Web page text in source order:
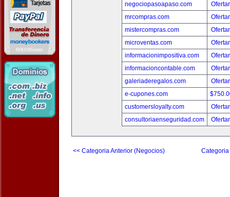
negociopasoapaso.com
mrcompras.com
mistercompras.com
microventas.com
informacionimpositiva.com
informacioncontable.com
galeriaderegalos.com
e-cupones.com
customersloyalty.com
consultoriaenseguridad.com
<< Categoria Anterior (Negocios)